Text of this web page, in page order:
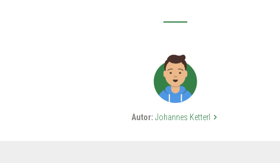
Autor: Johannes Ketterl keyboard_arrow_right